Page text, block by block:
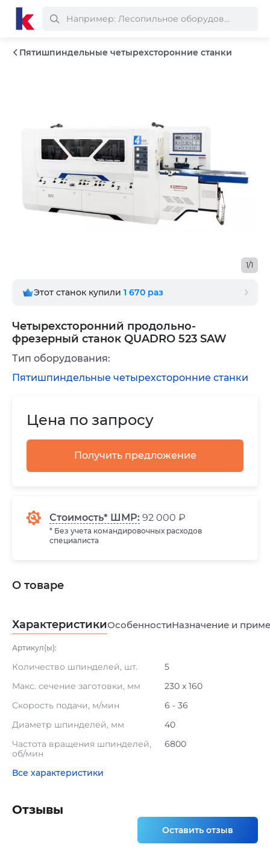
Пятишпиндельные четырехсторонние станки
Четырехсторонний продольно-
фрезерный станок QUADRO 523 SAW
1/1
Этот станок купили 1 670 раз
Цена по запросу
Получить предложение
Стоимость* ШМР: 92 000 ₽
* Без учета командировочных расходов
специалиста
Тип оборудования:
Пятишпиндельные четырехсторонние станки
О товаре
ХарактеристикиОсобенностиНазначение и
Артикул(ы):
Количество шпинделей, шт.
5
Макс. сечение заготовки, мм
230 x 160
Скорость подачи, м/мин
6 - 36
Диаметр шпинделей, мм
40
Частота вращения шпинделей,
об/мин
6800
Все характеристики
Отзывы
Оставить отзыв